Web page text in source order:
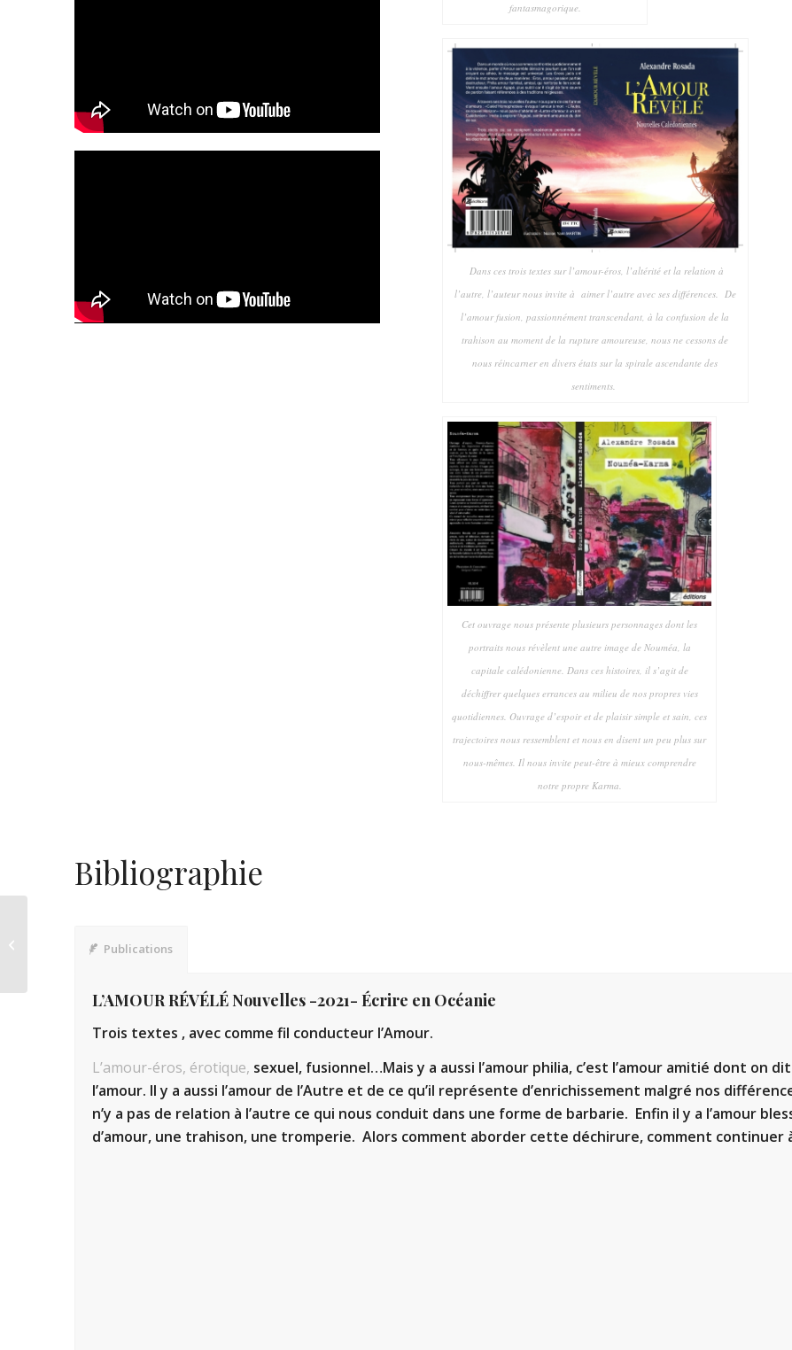
fantasmagorique.
Dans ces trois textes sur l’amour-éros, l’altérité et la relation à
l’autre, l’auteur nous invite à aimer l’autre avec ses différences. De
l’amour fusion, passionnément transcendant, à la confusion de la
trahison au moment de la rupture amoureuse, nous ne cessons de
nous réincarner en divers états sur la spirale ascendante des
sentiments.
Cet ouvrage nous présente plusieurs personnages dont les
portraits nous révèlent une autre image de Nouméa, la
capitale calédonienne. Dans ces histoires, il s’agit de
déchiffrer quelques errances au milieu de nos propres vies
quotidiennes. Ouvrage d’espoir et de plaisir simple et sain, ces
trajectoires nous ressemblent et nous en disent un peu plus sur
nous-mêmes. Il nous invite peut-être à mieux comprendre
notre propre Karma.
Bibliographie
Publications
L’AMOUR RÉVÉLÉ Nouvelles -2021- Écrire en Océanie
Trois textes , avec comme fil conducteur l’Amour.
L’amour-éros, érotique, sexuel, fusionnel…Mais y a aussi l’amour philia, c’est l’amour amitié dont on
l’amour. Il y a aussi l’amour de l’Autre et de ce qu’il représente d’enrichissement malgré nos
n’y a pas de relation à l’autre ce qui nous conduit dans une forme de barbarie. Enfin il y a l’amour
d’amour, une trahison, une tromperie. Alors comment aborder cette déchirure, comment continuer
ALBERT PROUS